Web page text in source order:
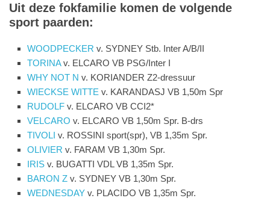
Uit deze fokfamilie komen de volgende
sport paarden:
WOODPECKER v. SYDNEY Stb. Inter A/B/II
TORINAv. ELCARO VB PSG/Inter I
WHY NOT N v. KORIANDER Z2-dressuur
WIECKSE WITTE v. KARANDASJ VB 1,50m Spr
RUDOLF v. ELCARO VB CCI2*
VELCARO v. ELCARO VB 1,50m Spr. B-drs
TIVOLI v. ROSSINI sport(spr), VB 1,35m Spr.
OLIVIER v. FARAM VB 1,30m Spr.
IRIS v. BUGATTI VDL VB 1,35m Spr.
BARON Z v. SYDNEY VB 1,30m Spr.
WEDNESDAY v. PLACIDO VB 1,35m Spr.